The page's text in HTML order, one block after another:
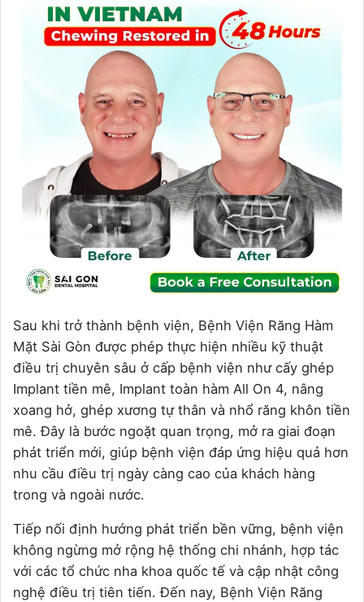
Sau khi trở thành bệnh viện, Bệnh Viện Răng Hàm
Mặt Sài Gòn được phép thực hiện nhiều kỹ thuật
điều trị chuyên sâu ở cấp bệnh viện như cấy ghép
Implant tiền mê, Implant toàn hàm All On 4, nâng
xoang hở, ghép xương tự thân và nhổ răng khôn tiền
mê. Đây là bước ngoặt quan trọng, mở ra giai đoạn
phát triển mới, giúp bệnh viện đáp ứng hiệu quả hơn
nhu cầu điều trị ngày càng cao của khách hàng
trong và ngoài nước.
Tiếp nối định hướng phát triển bền vững, bệnh viện
không ngừng mở rộng hệ thống chi nhánh, hợp tác
với các tổ chức nha khoa quốc tế và cập nhật công
nghệ điều trị tiên tiến. Đến nay, Bệnh Viện Răng